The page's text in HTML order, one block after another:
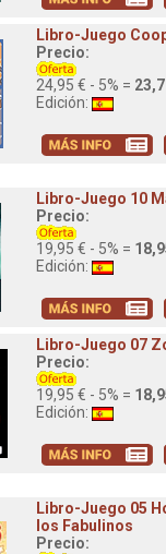
Libro-Juego
Precio:
24,95 € - 5% = 23,7
Edición:
Libro-Juego 10
Precio:
19,95 € - 5% =
Edición:
Libro-Juego 07
Precio:
19,95 € - 5% =
Edición:
Libro-Juego 05
los Fabulinos
Precio: